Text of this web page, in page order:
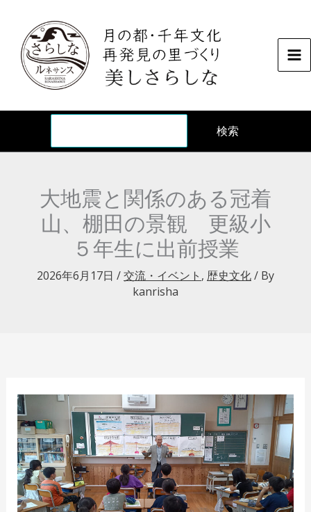
ッ
検索
大地震と関係のある冠着
山、棚田の景観 更級小
５年生に出前授業
2026年6月17日 /交流・イベント , 歴史文化/ By
kanrisha